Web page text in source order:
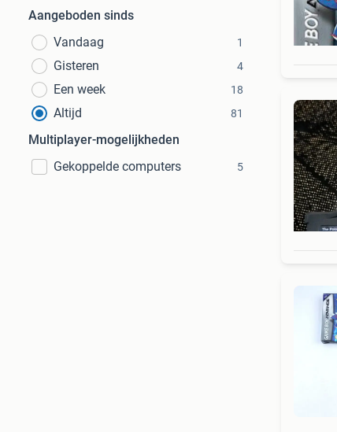
Aangeboden sinds
Vandaag
1
Gisteren 4
Een week 18
Altijd 81
Multiplayer-mogelijkheden
Gekoppelde computers
5